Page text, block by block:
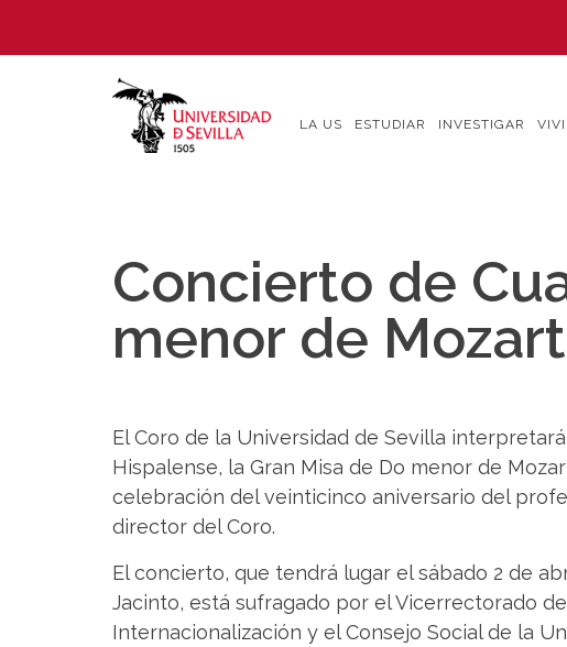
contenido
LA US ESTUDIAR INVESTIGAR
Concierto de
menor de Mozart
El Coro de la Universidad de Sevilla
Hispalense, la Gran Misa de Do menor de
celebración del veinticinco aniversario del
director del Coro.
El concierto, que tendrá lugar el sábado 2 de
Jacinto, está sufragado por el Vicerrectorado
Internacionalización y el Consejo Social de la